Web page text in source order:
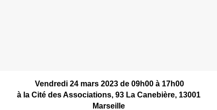
Vendredi 24 mars 2023 de 09h00 à 17h00
à la Cité des Associations, 93 La Canebière, 13001
Marseille